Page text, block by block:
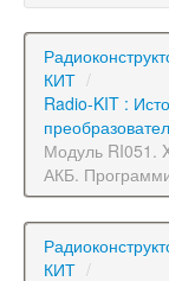
КИТ /
Radio-KIT :
Модуль RI051.
АКБ.
КИТ /